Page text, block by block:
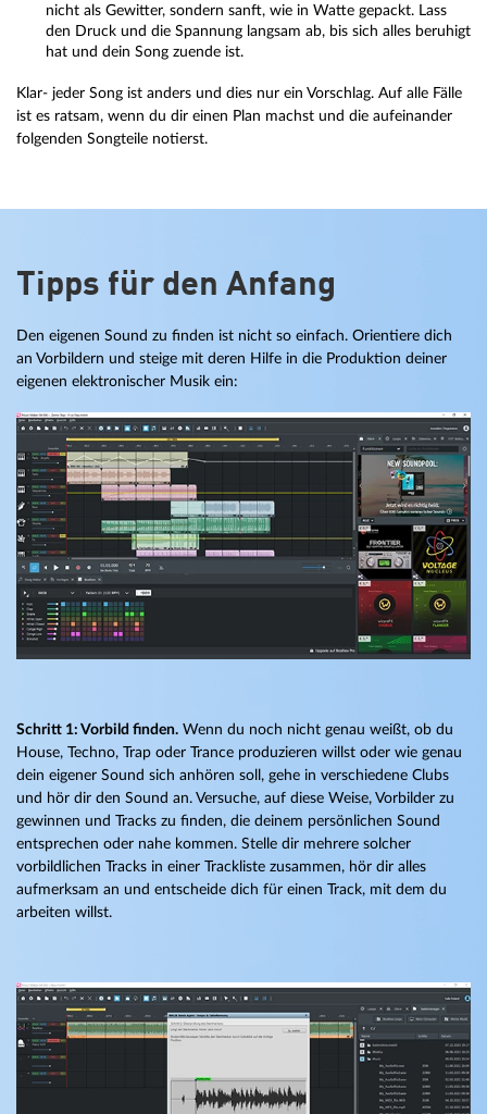
nicht als Gewitter, sondern sanft, wie in Watte gepackt. Lass
den Druck und die Spannung langsam ab, bis sich alles beruhigt
hat und dein Song zuende ist.
Klar- jeder Song ist anders und dies nur ein Vorschlag. Auf alle Fälle
ist es ratsam, wenn du dir einen Plan machst und die aufeinander
folgenden Songteile notierst.
Tipps für den Anfang
Den eigenen Sound zu finden ist nicht so einfach. Orientiere dich
an Vorbildern und steige mit deren Hilfe in die Produktion deiner
eigenen elektronischer Musik ein:
Schritt 1: Vorbild finden. Wenn du noch nicht genau weißt, ob du
House, Techno, Trap oder Trance produzieren willst oder wie genau
dein eigener Sound sich anhören soll, gehe in verschiedene Clubs
und hör dir den Sound an. Versuche, auf diese Weise, Vorbilder zu
gewinnen und Tracks zu finden, die deinem persönlichen Sound
entsprechen oder nahe kommen. Stelle dir mehrere solcher
vorbildlichen Tracks in einer Trackliste zusammen, hör dir alles
aufmerksam an und entscheide dich für einen Track, mit dem du
arbeiten willst.